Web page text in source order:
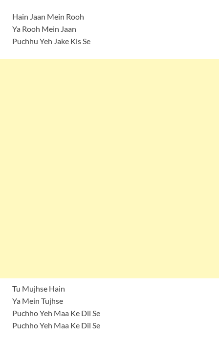
Hain Jaan Mein Rooh
Ya Rooh Mein Jaan
Puchhu Yeh Jake Kis Se
Tu Mujhse Hain
Ya Mein Tujhse
Puchho Yeh Maa Ke Dil Se
Puchho Yeh Maa Ke Dil Se